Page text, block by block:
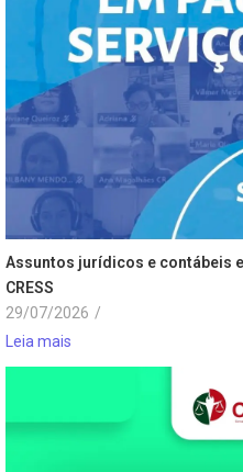
Assuntos jurídicos e contábeis
CRESS
29/07/2026 /
Leia mais